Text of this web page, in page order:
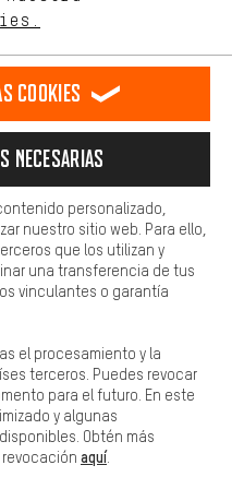
DE français
FR
Aquisgrán Programa de afiliados
Reciclaje de baterias
Ajusta el contraste
euros e sin MwSt, más
Unidos.
enlaces a plataformas de redes
más contenido e
los productos adecuados.
puedas usar nuestro sitio web.
cookies
necesarias
personalizado,
nuestro sitio web. Para ello,
que los utilizan y
una transferencia de tus
vinculantes o garantía
el procesamiento y la
terceros. Puedes revocar
para el futuro. En este
y algunas
Obtén más
aquí.